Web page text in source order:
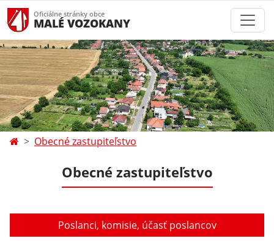
Oficiálne stránky obce
MALÉ VOZOKANY
Obecné zastupiteľstvo
Obecné zastupiteľstvo
Poslanci, komisie, účasť poslancov